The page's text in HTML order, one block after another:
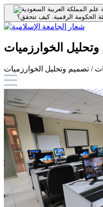
الحكومة الرقمية.كيف تتحقق؟
الخوارزميات
/ تصميم وتحليل الخوارزميات